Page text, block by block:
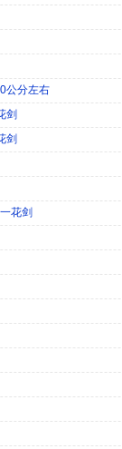
公分左右
剑
剑
花剑